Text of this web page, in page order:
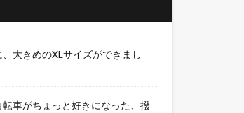
大きめのXLサイズができまし
車がちょっと好きになった、撥